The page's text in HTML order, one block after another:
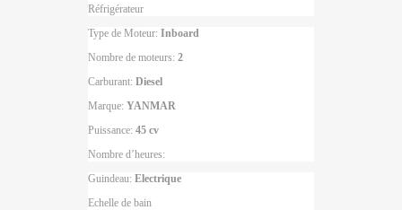
Réfrigérateur
Type de Moteur: Inboard
Nombre de moteurs: 2
Carburant: Diesel
Marque: YANMAR
Puissance: 45 cv
Nombre d’heures:
Guindeau: Electrique
Echelle de bain